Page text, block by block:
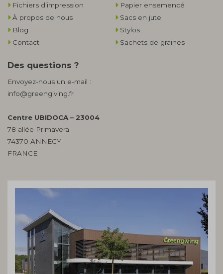
Fichiers d’impression
À propos de nous
Blog
Contact
Papier ensemencé
Sacs en jute
Stylos
Sachets de graines
Des questions ?
Envoyez-nous un e-mail :
info@greengiving.fr
Centre UBIDOCA – 23004
78 allée Primavera
74370 ANNECY
FRANCE